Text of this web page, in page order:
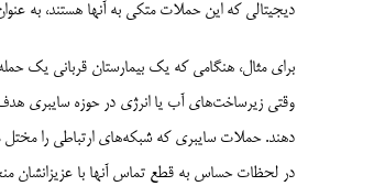
دیجیتالی که این حملات متکی به آنها هستند، به
برای مثال، هنگامی که یک بیمارستان قربانی یک
دهند. حملات سایبری که شبکه‌­های ارتباطی را مختل
در لحظات حساس به قطع تماس آنها با عزیزانشان